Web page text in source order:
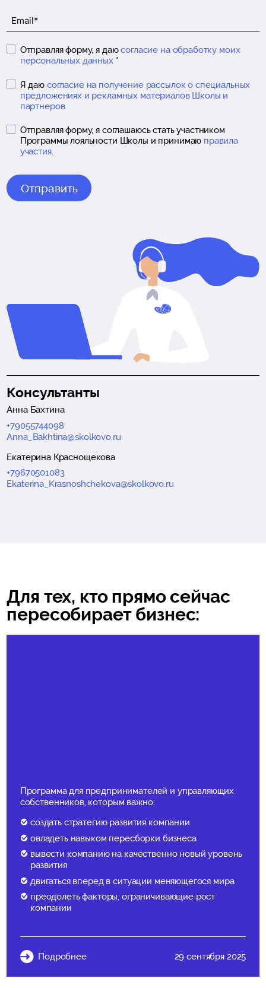
Отправляя форму, я даюсогласие на обработку моих
персональных данных *
Я даю согласие на получение рассылок о специальных
предложениях и рекламных материалов Школы и
партнеров
Отправляя форму, я соглашаюсь стать участником
Программы лояльности Школы и принимаю правила
участия.
Отправить
Консультанты
Анна Бахтина
+79055744098
Anna_Bakhtina@skolkovo.ru
Екатерина Краснощекова
+79670501083
Ekaterina_Krasnoshchekova@skolkovo.ru
Для тех, кто прямо сейчас
пересобирает бизнес:
Программа для предпринимателей и управляющих
собственников, которым важно:
создать стратегию развития компании
овладеть навыком пересборки бизнеса
вывести компанию на качественно новый уровень
развития
двигаться вперед в ситуации меняющегося мира
преодолеть факторы, ограничивающие рост
компании
Подробнее 29 сентября 2025